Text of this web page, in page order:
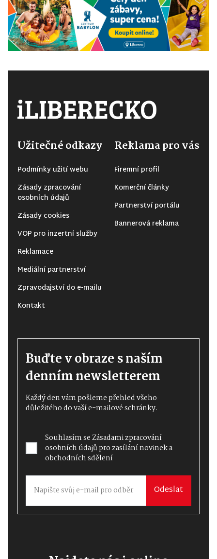
Užitečné odkazy
Podmínky užití webu
Zásady zpracování
osobních údajů
Zásady cookies
VOP pro inzertní služby
Reklamace
Mediální partnerství
Zpravodajství do e-mailu
Kontakt
Reklama pro vás
Firemní profil
Komerční články
Partnerství portálu
Bannerová reklama
Buďte v obraze s naším
denním newsletterem
Každý den vám pošleme přehled všeho
důležitého do vaší e-mailové schránky.
Souhlasím seZásadami zpracování
osobních údajůpro zasílání novinek a
obchodních sdělení
Odeslat